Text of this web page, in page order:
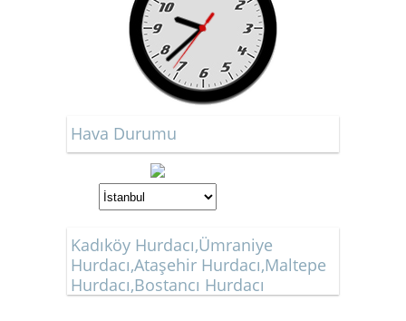
Hava Durumu
Kadıköy Hurdacı,Ümraniye
Hurdacı,Ataşehir Hurdacı,Maltepe
Hurdacı,Bostancı Hurdacı